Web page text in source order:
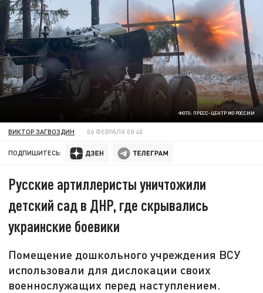
ФОТО: ПРЕСС-ЦЕНТР МО РОССИИ
ВИКТОР ЗАГВОЗДИН 06 ФЕВРАЛЯ 08:40
ПОДПИШИТЕСЬ:
Русские артиллеристы уничтожили
детский сад в ДНР, где скрывались
украинские боевики
Помещение дошкольного учреждения ВСУ
использовали для дислокации своих
военнослужащих перед наступлением.